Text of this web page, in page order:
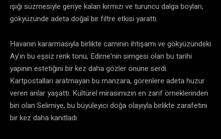
ışığı süzmesiyle geriye kalan kırmızı ve turuncu dalga boyları,
gökyüzünde adeta doğal bir filtre etkisi yarattı.
Havanın kararmasıyla birlikte caminin ihtişamı ve gökyüzündeki
Ay’ın bu eşsiz renk tonu, Edirne’nin simgesi olan bu tarihi
yapının estetiğini bir kez daha gözler önüne serdi.
Kartpostalları aratmayan bu manzara, görenlere adeta huzur
veren anlar yaşattı. Kültürel mirasımızın en zarif örneklerinden
biri olan Selimiye, bu büyüleyici doğa olayıyla birlikte zarafetini
bir kez daha kanıtladı.